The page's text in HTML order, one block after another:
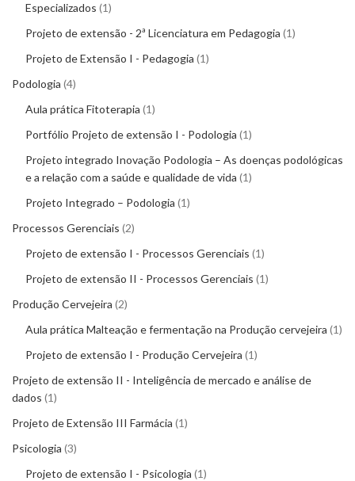
Especializados 1
Projeto de extensão - 2ª Licenciatura em Pedagogia 1
Projeto de Extensão I - Pedagogia 1
Podologia 4
Aula prática Fitoterapia 1
Portfólio Projeto de extensão I - Podologia 1
Projeto integrado Inovação Podologia – As doenças podológicas
e a relação com a saúde e qualidade de vida 1
Projeto Integrado – Podologia 1
Processos Gerenciais 2
Projeto de extensão I - Processos Gerenciais 1
Projeto de extensão II - Processos Gerenciais 1
Produção Cervejeira 2
Aula prática Malteação e fermentação na Produção cervejeira 1
Projeto de extensão I - Produção Cervejeira 1
Projeto de extensão II - Inteligência de mercado e análise de
dados 1
Projeto de Extensão III Farmácia 1
Psicologia 3
Projeto de extensão I - Psicologia 1